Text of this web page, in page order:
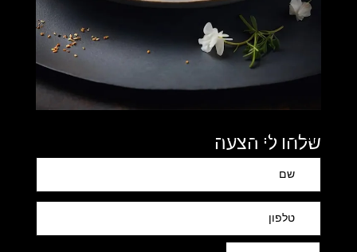
שלחו לי הצעה
קבלו הצעה מהירה לאירוע